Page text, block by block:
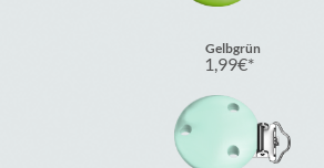
Gelbgrün
1,99€